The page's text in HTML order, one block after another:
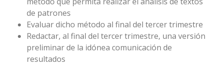
de patrones
Evaluar dicho método al final del tercer trimestre
Redactar, al final del tercer trimestre, una versión
preliminar de la idónea comunicación de
resultados